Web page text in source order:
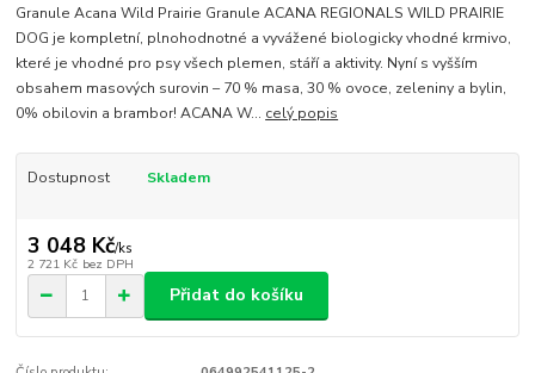
Granule Acana Wild Prairie Granule ACANA REGIONALS WILD PRAIRIE
DOG je kompletní, plnohodnotné a vyvážené biologicky vhodné krmivo,
které je vhodné pro psy všech plemen, stáří a aktivity. Nyní s vyšším
obsahem masových surovin – 70 % masa, 30 % ovoce, zeleniny a bylin,
0% obilovin a brambor! ACANA W... celý popis
Dostupnost Skladem
3 048 Kč/ks
2 721 Kč bez DPH
Přidat do košíku